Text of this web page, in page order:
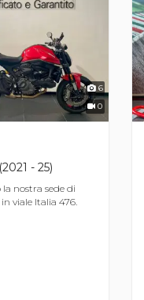
6
0
- 25)
la nostra sede di
viale Italia 476.